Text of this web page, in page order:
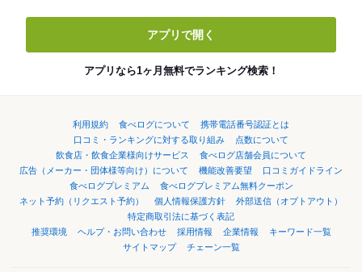
アプリで開く
アプリなら1ヶ月無料でランキング検索！
利用規約 食べログについて
携帯電話番号認証とは
口コミ・ランキングに対する取り組み
点数について
飲食店・飲食企業様向けサービス
食べログ店舗会員について
広告（メーカー・団体様等向け）について
機能改善要望
口コミガイドライン
食べログプレミアム
食べログプレミアム無料クーポン
ネット予約（リクエスト予約）
個人情報保護方針
外部送信（オプトアウト）
特定商取引法に基づく表記
推奨環境
ヘルプ・お問い合わせ 採用情報 企業情報
キーワード一覧
サイトマップ
チェーン一覧